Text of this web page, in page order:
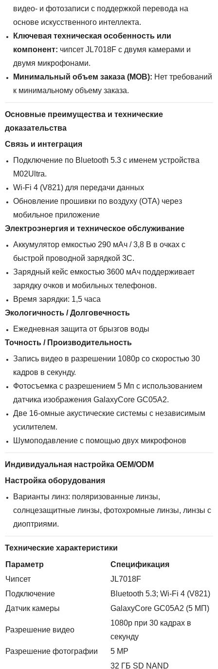
видео- и фотозаписи с поддержкой перевода на
основе искусственного интеллекта.
Ключевая техническая особенность или
компонент: чипсет JL7018F с двумя камерами и
двумя микрофонами.
Минимальный объем заказа (МОВ): Нет требований
к минимальному объему заказа.
Основные преимущества и технические
доказательства
Связь и интеграция
Подключение по Bluetooth 5.3 с именем устройства
M02Ultra.
Wi-Fi 4 (V821) для передачи данных
Обновление прошивки по воздуху (OTA) через
мобильное приложение
Электроэнергия и техническое обслуживание
Аккумулятор емкостью 290 мАч / 3,8 В в очках с
быстрой проводной зарядкой 3C.
Зарядный кейс емкостью 3600 мАч поддерживает
зарядку очков и мобильных телефонов.
Время зарядки: 1,5 часа
Экологичность / Долговечность
Ежедневная защита от брызгов воды
Точность / Производительность
Запись видео в разрешении 1080p со скоростью 30
кадров в секунду.
Фотосъемка с разрешением 5 Мп с использованием
датчика изображения GalaxyCore GC05A2.
Две 16-омные акустические системы с независимым
усилителем.
Шумоподавление с помощью двух микрофонов
Индивидуальная настройка OEM/ODM
Настройка оборудования
Варианты линз: поляризованные линзы,
солнцезащитные линзы, фотохромные линзы, линзы с
диоптриями.
Технические характеристики
Параметр
Спецификация
Чипсет
JL7018F
Подключение
Bluetooth 5.3; Wi-Fi 4 (V821)
Датчик камеры
GalaxyCore GC05A2 (5 МП)
Разрешение видео
1080p при 30 кадрах в
секунду
Разрешение фотографии
5 MP
32 ГБ SD NAND